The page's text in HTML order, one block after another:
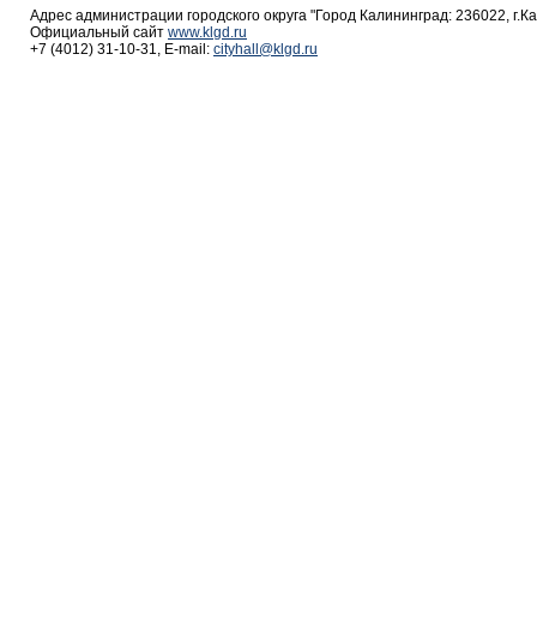
Адрес администрации городского округа "Город Калининград: 236022,
Официальный сайт www.klgd.ru
+7 (4012) 31-10-31, E-mail: cityhall@klgd.ru